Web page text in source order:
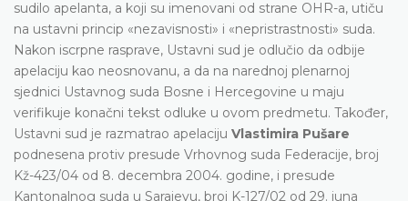
sudilo apelanta, a koji su imenovani od strane OHR-a, utiču
na ustavni princip «nezavisnosti» i «nepristrastnosti» suda.
Nakon iscrpne rasprave, Ustavni sud je odlučio da odbije
apelaciju kao neosnovanu, a da na narednoj plenarnoj
sjednici Ustavnog suda Bosne i Hercegovine u maju
verifikuje konačni tekst odluke u ovom predmetu. Također,
Ustavni sud je razmatrao apelaciju Vlastimira Pušare
podnesena protiv presude Vrhovnog suda Federacije, broj
Kž-423/04 od 8. decembra 2004. godine, i presude
Kantonalnog suda u Sarajevu, broj K-127/02 od 29. juna